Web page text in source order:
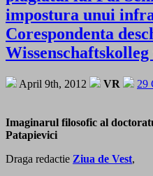
impostura unui
Corespondenta
April 9th, 2012 VR 29
Imaginarul filosofic al
Patapievici
Draga redactie Ziua de Vest,